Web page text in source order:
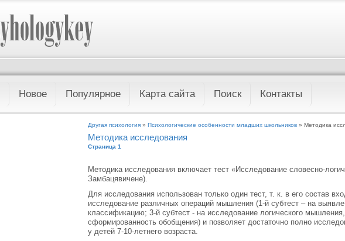
Новое Популярное Карта сайта Поиск Контакты
Другая психология » Психологические особенности младших школьников » Методика
Методика исследования
Страница 1
Методика исследования включает тест «Исследование словесно-
Замбацявичене).
Для исследования использован только один тест, т. к. в его состав
исследование различных операций мышления (1-й субтест – на
классификацию; 3-й субтест - на исследование логического
сформированность обобщения) и позволяет достаточно полно
у детей 7-10-летнего возраста.